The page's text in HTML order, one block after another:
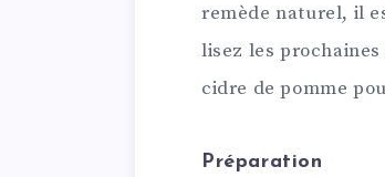
remède naturel, il
lisez les
cidre de pomme
Préparation